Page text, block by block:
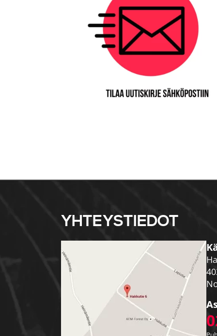
YHTEYSTIEDOT